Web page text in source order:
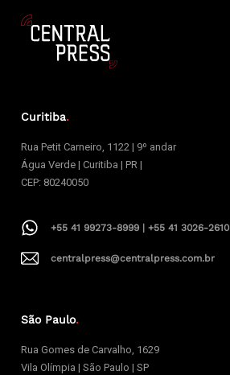
Curitiba.
Rua Petit Carneiro, 1122 | 9º andar
Água Verde | Curitiba | PR |
CEP: 80240050
+55 41 99273-8999 | +55 41 3026-2610
centralpress@centralpress.com.br
São Paulo.
Rua Gomes de Carvalho, 1629
Vila Olímpia | São Paulo | SP